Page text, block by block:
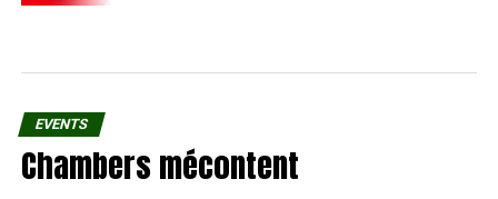
EVENTS
Chambers mécontent